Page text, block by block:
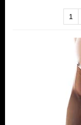
1